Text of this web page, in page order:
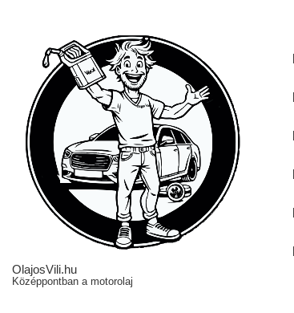
OlajosVili.hu
Középpontban a motorolaj